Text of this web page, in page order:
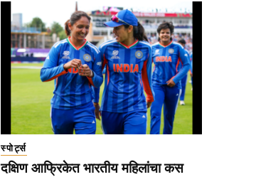
स्पोर्ट्स
दक्षिण आफ्रिकेत भारतीय महिलांचा कस